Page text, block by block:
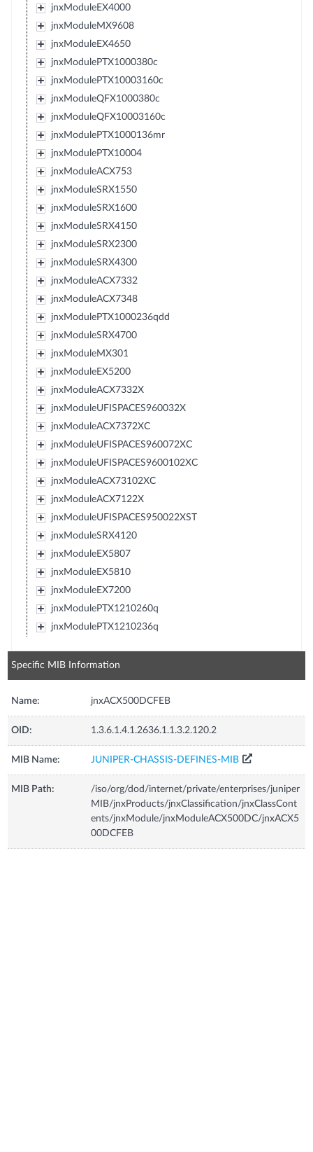
jnxModuleEX4000
jnxModuleMX9608
jnxModuleEX4650
jnxModulePTX1000380c
jnxModulePTX10003160c
jnxModuleQFX1000380c
jnxModuleQFX10003160c
jnxModulePTX1000136mr
jnxModulePTX10004
jnxModuleACX753
jnxModuleSRX1550
jnxModuleSRX1600
jnxModuleSRX4150
jnxModuleSRX2300
jnxModuleSRX4300
jnxModuleACX7332
jnxModuleACX7348
jnxModulePTX1000236qdd
jnxModuleSRX4700
jnxModuleMX301
jnxModuleEX5200
jnxModuleACX7332X
jnxModuleUFISPACES960032X
jnxModuleACX7372XC
jnxModuleUFISPACES960072XC
jnxModuleUFISPACES9600102XC
jnxModuleACX73102XC
jnxModuleACX7122X
jnxModuleUFISPACES950022XST
jnxModuleSRX4120
jnxModuleEX5807
jnxModuleEX5810
jnxModuleEX7200
jnxModulePTX1210260q
jnxModulePTX1210236q
Specific MIB Information
Name: jnxACX500DCFEB
OID: 1.3.6.1.4.1.2636.1.1.3.2.120.2
MIB Name: JUNIPER-CHASSIS-DEFINES-MIB
MIB Path:
/iso/org/dod/internet/private/enterprises/juniper
MIB/jnxProducts/jnxClassification/jnxClassCont
ents/jnxModule/jnxModuleACX500DC/jnxACX5
00DCFEB